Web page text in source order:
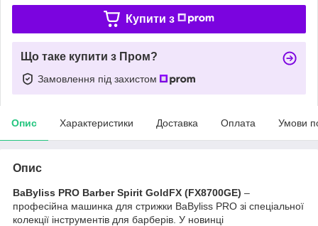
Купити з
Що таке купити з Пром?
Замовлення під захистом
Опис Характеристики Доставка Оплата Умови
Опис
BaByliss PRO Barber Spirit GoldFX (FX8700GE) –
професійна машинка для стрижки BaByliss PRO зі спеціальної
колекції інструментів для барберів. У новинці